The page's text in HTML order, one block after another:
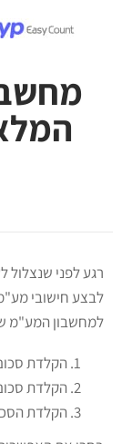
רגע לפני שנצלול
לבצע חישובי
למחשבון המע"מ של
הקלדת
הקלדת
הקלדת